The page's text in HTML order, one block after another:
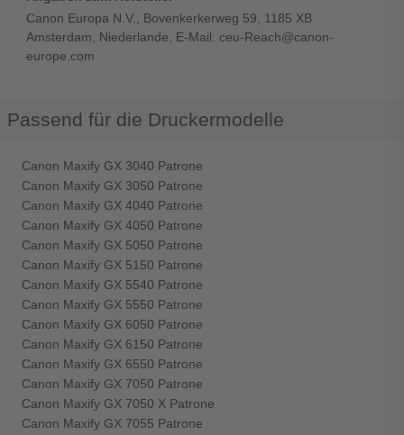
Canon Europa N.V., Bovenkerkerweg 59, 1185 XB
Amsterdam, Niederlande, E-Mail: ceu-Reach@canon-
europe.com
Passend für die Druckermodelle
Canon Maxify GX 3040 Patrone
Canon Maxify GX 3050 Patrone
Canon Maxify GX 4040 Patrone
Canon Maxify GX 4050 Patrone
Canon Maxify GX 5050 Patrone
Canon Maxify GX 5150 Patrone
Canon Maxify GX 5540 Patrone
Canon Maxify GX 5550 Patrone
Canon Maxify GX 6050 Patrone
Canon Maxify GX 6150 Patrone
Canon Maxify GX 6550 Patrone
Canon Maxify GX 7050 Patrone
Canon Maxify GX 7050 X Patrone
Canon Maxify GX 7055 Patrone